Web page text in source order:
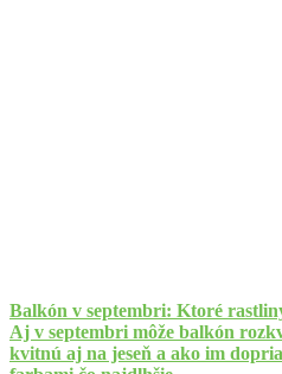
Balkón v septembri: Ktoré
Aj v septembri môže balkón
kvitnú aj na jeseň a ako im